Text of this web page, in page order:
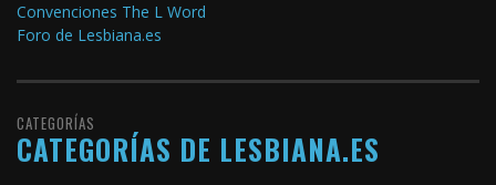
Convenciones The L Word
Foro de Lesbiana.es
CATEGORÍAS
CATEGORÍAS DE LESBIANA.ES